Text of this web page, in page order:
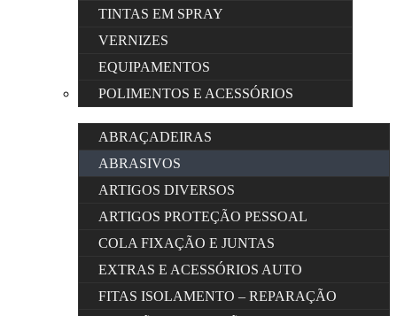
TINTAS EM SPRAY
VERNIZES
EQUIPAMENTOS
POLIMENTOS E ACESSÓRIOS
ABRAÇADEIRAS
ABRASIVOS
ARTIGOS DIVERSOS
ARTIGOS PROTEÇÃO PESSOAL
COLA FIXAÇÃO E JUNTAS
EXTRAS E ACESSÓRIOS AUTO
FITAS ISOLAMENTO – REPARAÇÃO